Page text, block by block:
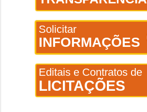
Solicitar
INFORMAÇÕES
Editais e Contratos de
LICITAÇÕES